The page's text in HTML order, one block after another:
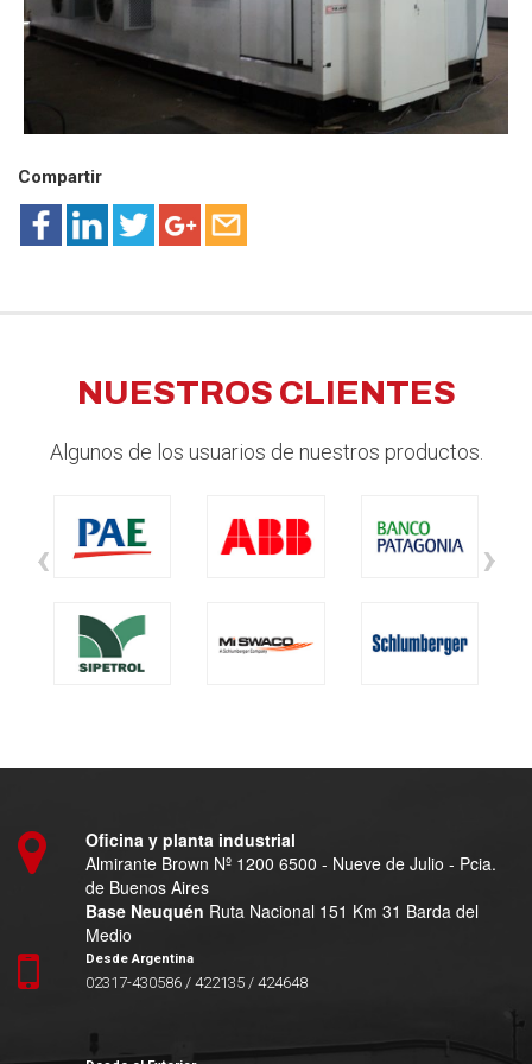
Compartir
NUESTROS CLIENTES
Algunos de los usuarios de nuestros productos.
‹ ›
Oficina y planta industrial
Almirante Brown Nº 1200 6500 - Nueve de Julio - Pcia.
de Buenos Aires
Base Neuquén Ruta Nacional 151 Km 31 Barda del
Medio
Desde Argentina
02317-430586 / 422135 / 424648